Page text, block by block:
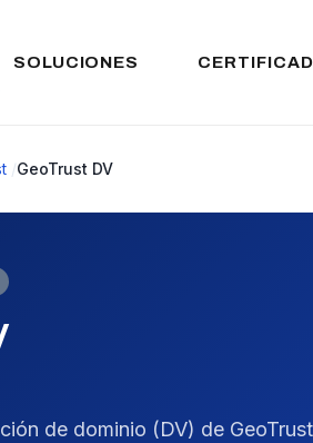
SOLUCIONES
/GeoTrust DV
de dominio (DV) de